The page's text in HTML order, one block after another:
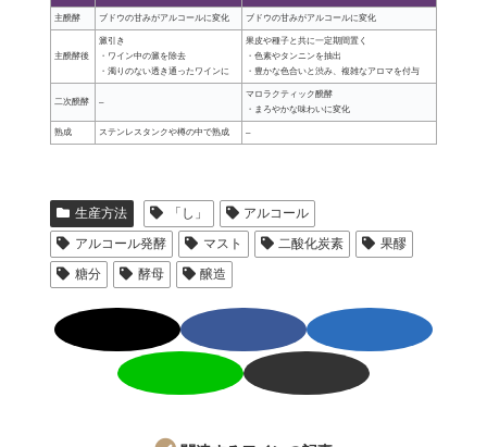
主醗酵 ブドウの甘みがアルコールに変化 ブドウの甘みがアルコールに変化
主醗酵後
澱引き
・ワイン中の澱を除去
・濁りのない透き通ったワインに
果皮や種子と共に一定期間置く
・色素やタンニンを抽出
・豊かな色合いと渋み、複雑なアロマを付与
二次醗酵 –
マロラクティック醗酵
・まろやかな味わいに変化
熟成 ステンレスタンクや樽の中で熟成 –
生産方法 「し」
アルコール
アルコール発酵
マスト 二酸化炭素
果醪
糖分
酵母 醸造